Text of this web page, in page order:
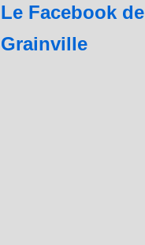
Le Facebook de
Grainville